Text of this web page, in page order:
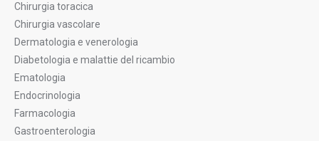
Chirurgia toracica
Chirurgia vascolare
Dermatologia e venerologia
Diabetologia e malattie del ricambio
Ematologia
Endocrinologia
Farmacologia
Gastroenterologia